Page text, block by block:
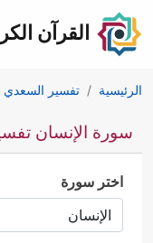
القرآن
الرئيسية تفسير السعدي
سورة الإنسان
اختر سورة